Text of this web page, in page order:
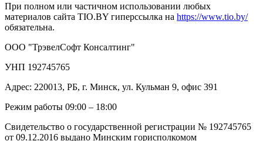
При полном или частичном использовании любых
материалов сайта TIO.BY гиперссылка на https://www.tio.by/
обязательна.
ООО "ТрэвелСофт Консалтинг"
УНП 192745765
Адрес: 220013, РБ, г. Минск, ул. Кульман 9, офис 391
Режим работы 09:00 – 18:00
Свидетельство о государственной регистрации № 192745765
от 09.12.2016 выдано Минским горисполкомом